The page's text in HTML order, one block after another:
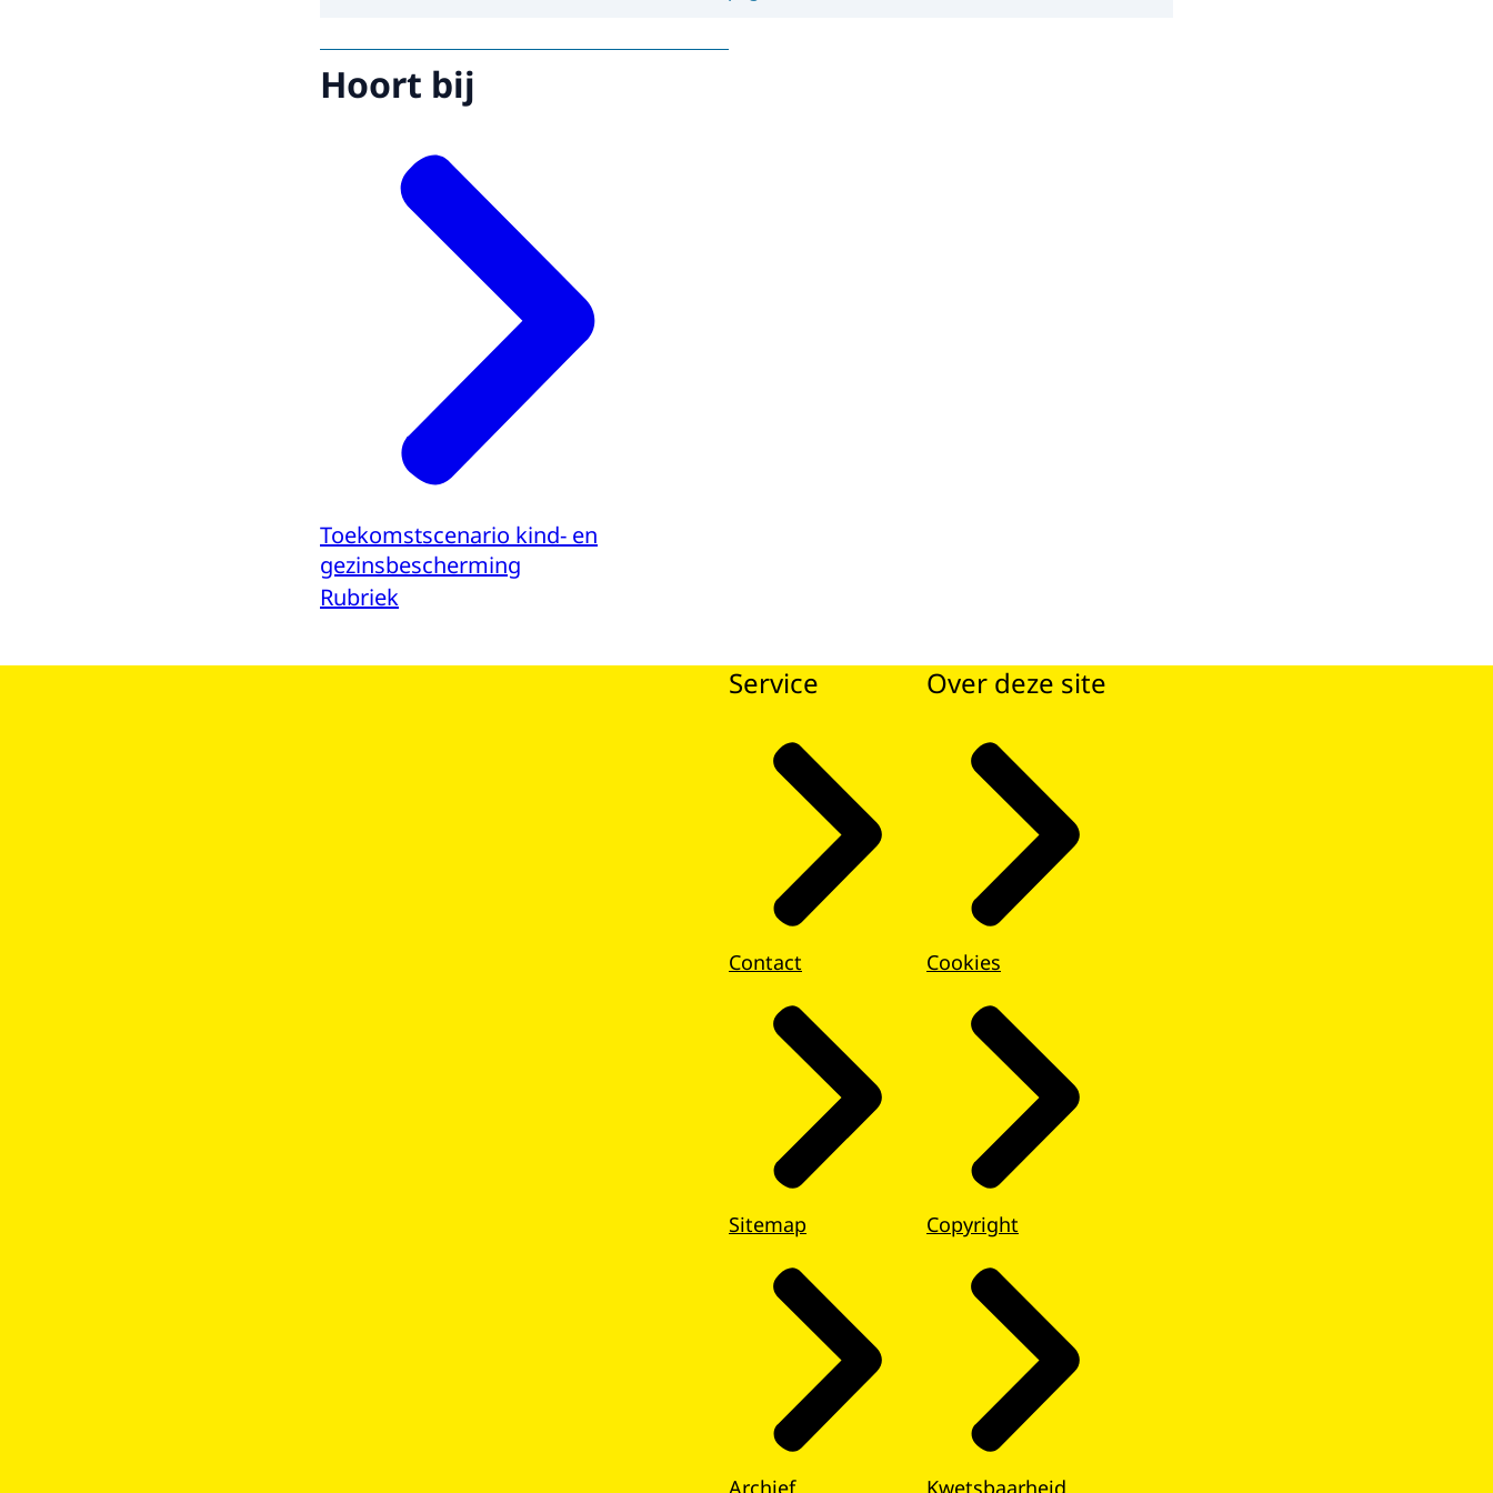
Hoort bij
Toekomstscenario kind- en
gezinsbescherming
Rubriek
Service
Contact
Sitemap
Archief
Over deze site
Cookies
Copyright
Kwetsbaarheid